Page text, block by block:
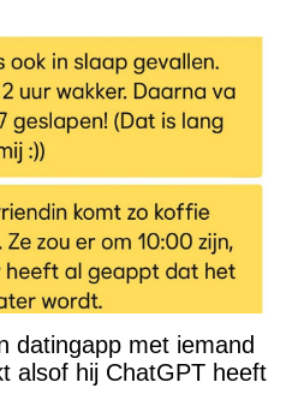
datingapp met iemand
alsof hij ChatGPT heeft